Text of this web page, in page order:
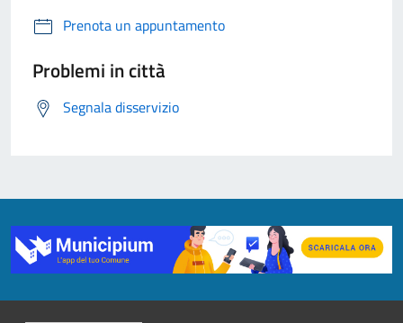
Prenota un appuntamento
Problemi in città
Segnala disservizio